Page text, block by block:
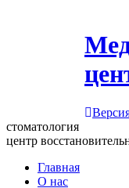
стоматология
центр
Главная
О нас